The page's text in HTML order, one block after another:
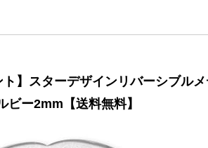
】スターデザインリバーシブルメ
ビー2mm【送料無料】